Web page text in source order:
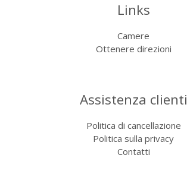
Links
Camere
Ottenere direzioni
Assistenza clienti
Politica di cancellazione
Politica sulla privacy
Contatti